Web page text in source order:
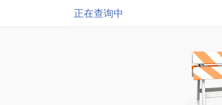
正在查询中